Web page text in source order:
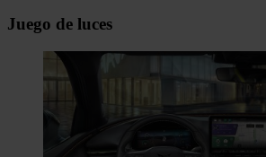
Juego de luces